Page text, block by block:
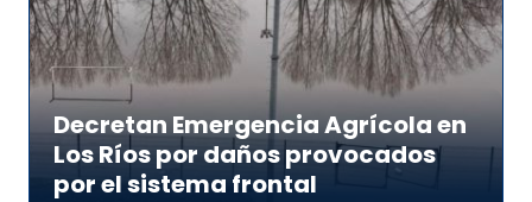
Decretan Emergencia Agrícola en
Los Ríos por daños provocados
por el sistema frontal